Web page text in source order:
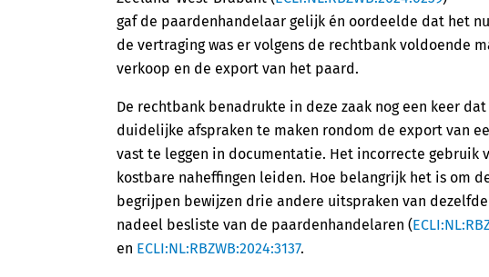
gaf de paardenhandelaar gelijk én oordeelde dat het
de vertraging was er volgens de rechtbank voldoende
verkoop en de export van het paard.
De rechtbank benadrukte in deze zaak nog een keer
duidelijke afspraken te maken rondom de export van
vast te leggen in documentatie. Het incorrecte gebruik
kostbare naheffingen leiden. Hoe belangrijk het is om
begrijpen bewijzen drie andere uitspraken van
nadeel besliste van de paardenhandelaren (
en ECLI:NL:RBZWB:2024:3137.